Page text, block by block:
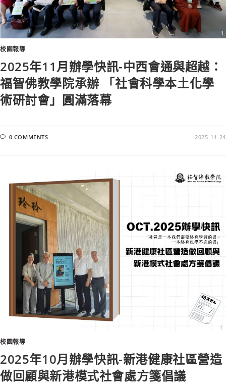
校園報導
2025年11月辦學快訊-中西會通與超越：
福智佛教學院承辦 「社會科學本土化學
術研討會」圓滿落幕
0 COMMENTS 2025-11-24
校園報導
2025年10月辦學快訊-新港健康社區營造
做回顧與新港模式社會處方箋倡議